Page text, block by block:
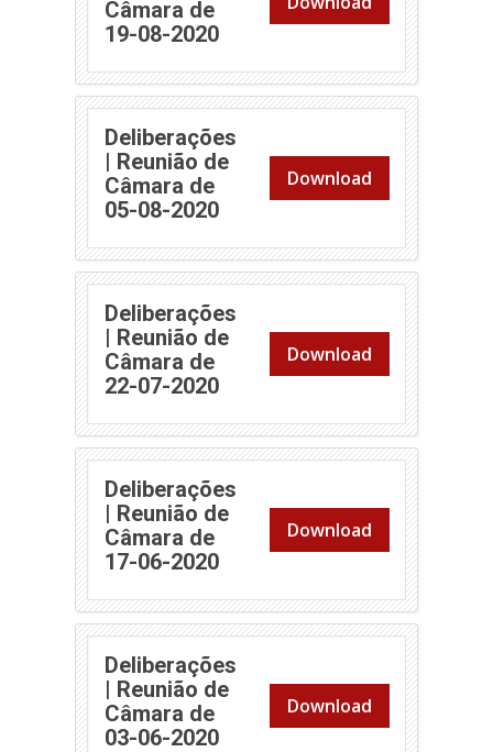
Câmara de
19-08-2020(abre em nova janela)
Deliberações
| Reunião de
Câmara de
05-08-2020(abre em nova janela)
Download
Deliberações
| Reunião de
Câmara de
22-07-2020(abre em nova janela)
Download
Deliberações
| Reunião de
Câmara de
17-06-2020(abre em nova janela)
Download
Deliberações
| Reunião de
Câmara de
03-06-2020(abre em nova janela)
Download